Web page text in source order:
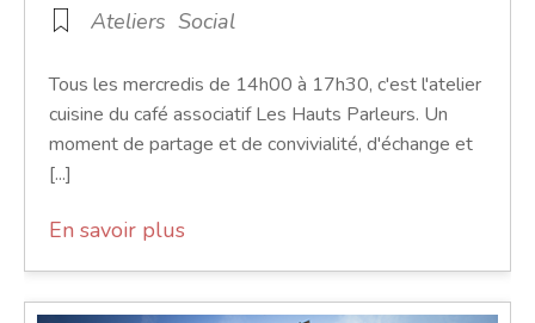
Ateliers Social
Tous les mercredis de 14h00 à 17h30, c'est l'atelier
cuisine du café associatif Les Hauts Parleurs. Un
moment de partage et de convivialité, d'échange et
[...]
En savoir plus